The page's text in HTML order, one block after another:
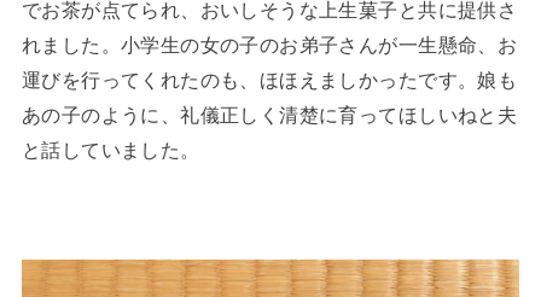
でお茶が点てられ、おいしそうな上生菓子と共に提供さ
れました。小学生の女の子のお弟子さんが一生懸命、お
運びを行ってくれたのも、ほほえましかったです。娘も
あの子のように、礼儀正しく清楚に育ってほしいねと夫
と話していました。